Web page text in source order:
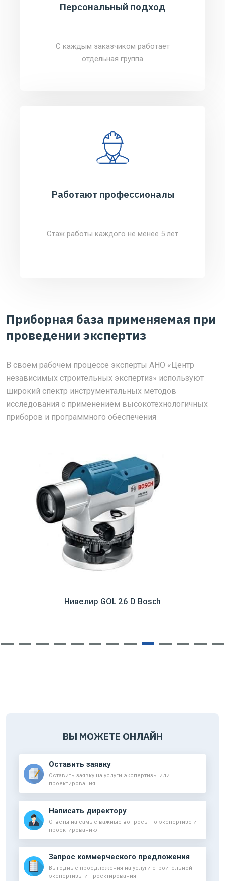
ВЫ МОЖЕТЕ ОНЛАЙН
Оставить заявку
Оставить заявку на услуги экспертизы или
проектирования
Написать директору
Ответы на самые важные вопросы по экспертизе и
проектированию
Запрос коммерческого предложения
Выгодные проедложения на услуги строительной
экспертизы и проектирования
Персональный подход
С каждым заказчиком работает
отдельная группа
Работают профессионалы
Стаж работы каждого не менее 5 лет
Приборная база применяемая при
проведении экспертиз
В своем рабочем процессе эксперты АНО «Центр
независимых строительных экспертиз» используют
широкий спектр инструментальных методов
исследования с применением высокотехнологичных
приборов и программного обеспечения
Нивелир GOL 26 D Bosch